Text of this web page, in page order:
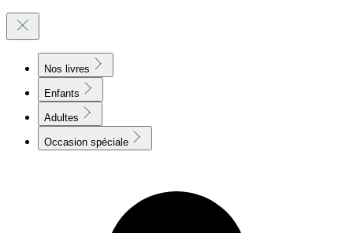
Nos livres
Enfants
Adultes
Occasion spéciale